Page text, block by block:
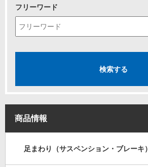
フリーワード
商品情報
足まわり（サスペンション・ブレーキ）